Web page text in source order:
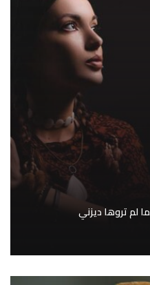
لم تروها ديزني